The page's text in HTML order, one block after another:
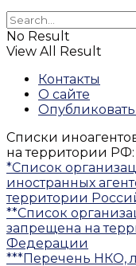
No Result
View All Result
Контакты
О сайте
Списки
на территории РФ:
*Список
иностранных
территории
**Список
запрещена на
Федерации
***Перечень НКО,